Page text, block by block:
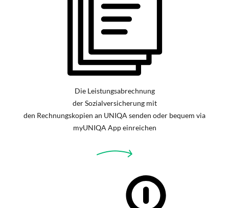
Die Leistungsabrechnung
der Sozialversicherung mit
den Rechnungskopien an UNIQA senden oder bequem via
myUNIQA App einreichen